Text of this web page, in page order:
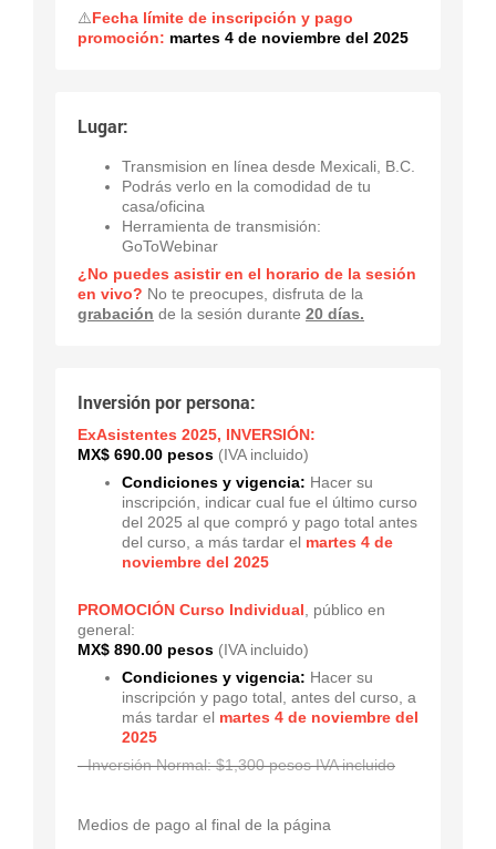
⚠️Fecha límite de inscripción y pago
promoción: martes 4 de noviembre del 2025
Lugar:
Transmision en línea desde Mexicali, B.C.
Podrás verlo en la comodidad de tu
casa/oficina
Herramienta de transmisión:
GoToWebinar
¿No puedes asistir en el horario de la sesión
en vivo? No te preocupes, disfruta de la
grabación de la sesión durante 20 días.
Inversión por persona:
ExAsistentes 2025, INVERSIÓN:
MX$ 690.00 pesos (IVA incluido)
Condiciones y vigencia: Hacer su
inscripción, indicar cual fue el último curso
del 2025 al que compró y pago total antes
del curso, a más tardar el martes 4 de
noviembre del 2025
PROMOCIÓN Curso Individual , público en
general:
MX$ 890.00 pesos (IVA incluido)
Condiciones y vigencia: Hacer su
inscripción y pago total, antes del curso, a
más tardar el martes 4 de noviembre del
2025
- Inversión Normal: $1,300 pesos IVA incluido
Medios de pago al final de la página